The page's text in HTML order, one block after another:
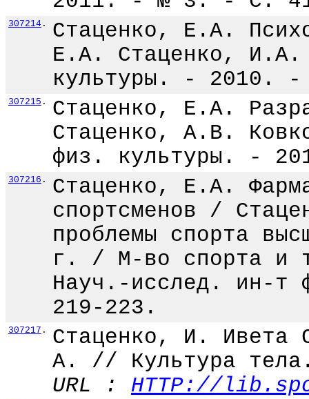
307214 .
Стаценко, Е.А.
Е.А. Стаценко, И.А.
культуры. -
307215 .
Стаценко, Е.А.
Стаценко, А.В.
физ. культуры. -
307216 .
Стаценко, Е.А.
спортсменов /
проблемы спорта
г. / М-во спорта и
Науч.-исслед. ин-т
219-223.
307217 .
Стаценко, И. Ивета
А. // Культура
URL : HTTP://